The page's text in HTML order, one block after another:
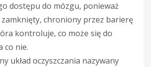
dostępu do mózgu, ponieważ
zamknięty, chroniony przez barierę
kontroluje, co może się do
co nie.
układ oczyszczania nazywany